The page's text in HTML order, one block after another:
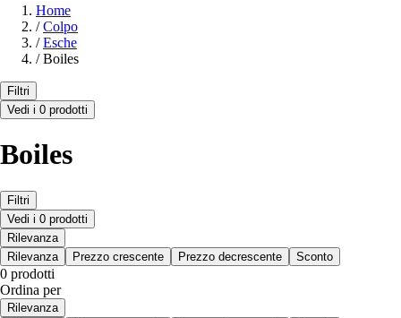
Home
/ Colpo
/ Esche
/ Boiles
Filtri
Vedi i 0 prodotti
Boiles
Filtri
Vedi i 0 prodotti
Rilevanza
Rilevanza
Prezzo crescente Prezzo decrescente Sconto
0 prodotti
Ordina per
Rilevanza